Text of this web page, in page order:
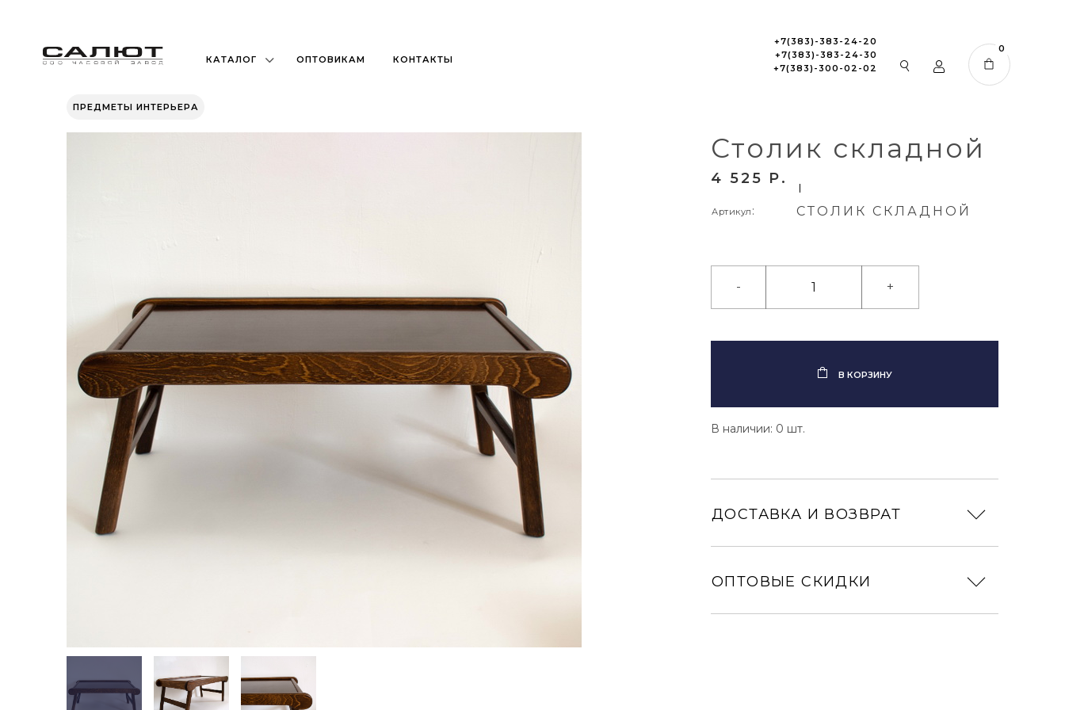
КАТАЛОГ ОПТОВИКАМ КОНТАКТЫ
+7(383)-383-24-20
+7(383)-383-24-30
+7(383)-300-02-02
0
ПРЕДМЕТЫ ИНТЕРЬЕРА
Столик складной
4 525 P
Артикул : СТОЛИК СКЛАДНОЙ
- +
В КОРЗИНУ
В наличии: 0 шт.
ДОСТАВКА И ВОЗВРАТ
ОПТОВЫЕ СКИДКИ